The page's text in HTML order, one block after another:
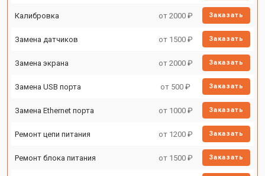
Калибровка от 2000 ₽ Заказать
Замена датчиков от 1500 ₽ Заказать
Замена экрана от 2000 ₽ Заказать
Замена USB порта от 500 ₽ Заказать
Замена Ethernet порта от 1000 ₽ Заказать
Ремонт цепи питания от 1200 ₽ Заказать
Ремонт блока питания от 1500 ₽ Заказать